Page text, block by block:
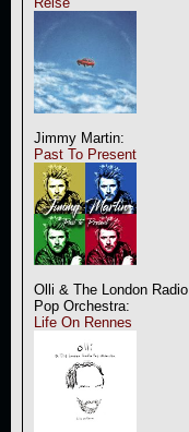
Jimmy Martin:
Past To Present
Olli & The London Radio
Pop Orchestra:
Life On Rennes